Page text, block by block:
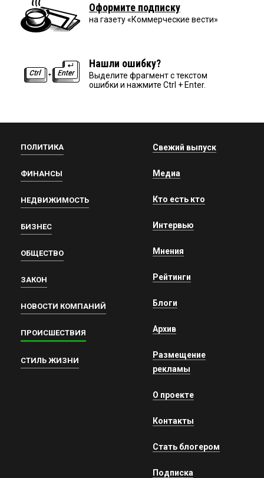
Оформите подписку
на газету «Коммерческие вести»
Нашли ошибку?
Выделите фрагмент с текстом
ошибки и нажмите Ctrl + Enter.
ПОЛИТИКА
ФИНАНСЫ
НЕДВИЖИМОСТЬ
БИЗНЕС
ОБЩЕСТВО
ЗАКОН
НОВОСТИ КОМПАНИЙ
ПРОИСШЕСТВИЯ
СТИЛЬ ЖИЗНИ
Свежий выпуск
Медиа
Кто есть кто
Интервью
Мнения
Рейтинги
Блоги
Архив
Размещение
рекламы
О проекте
Контакты
Стать блогером
Подписка